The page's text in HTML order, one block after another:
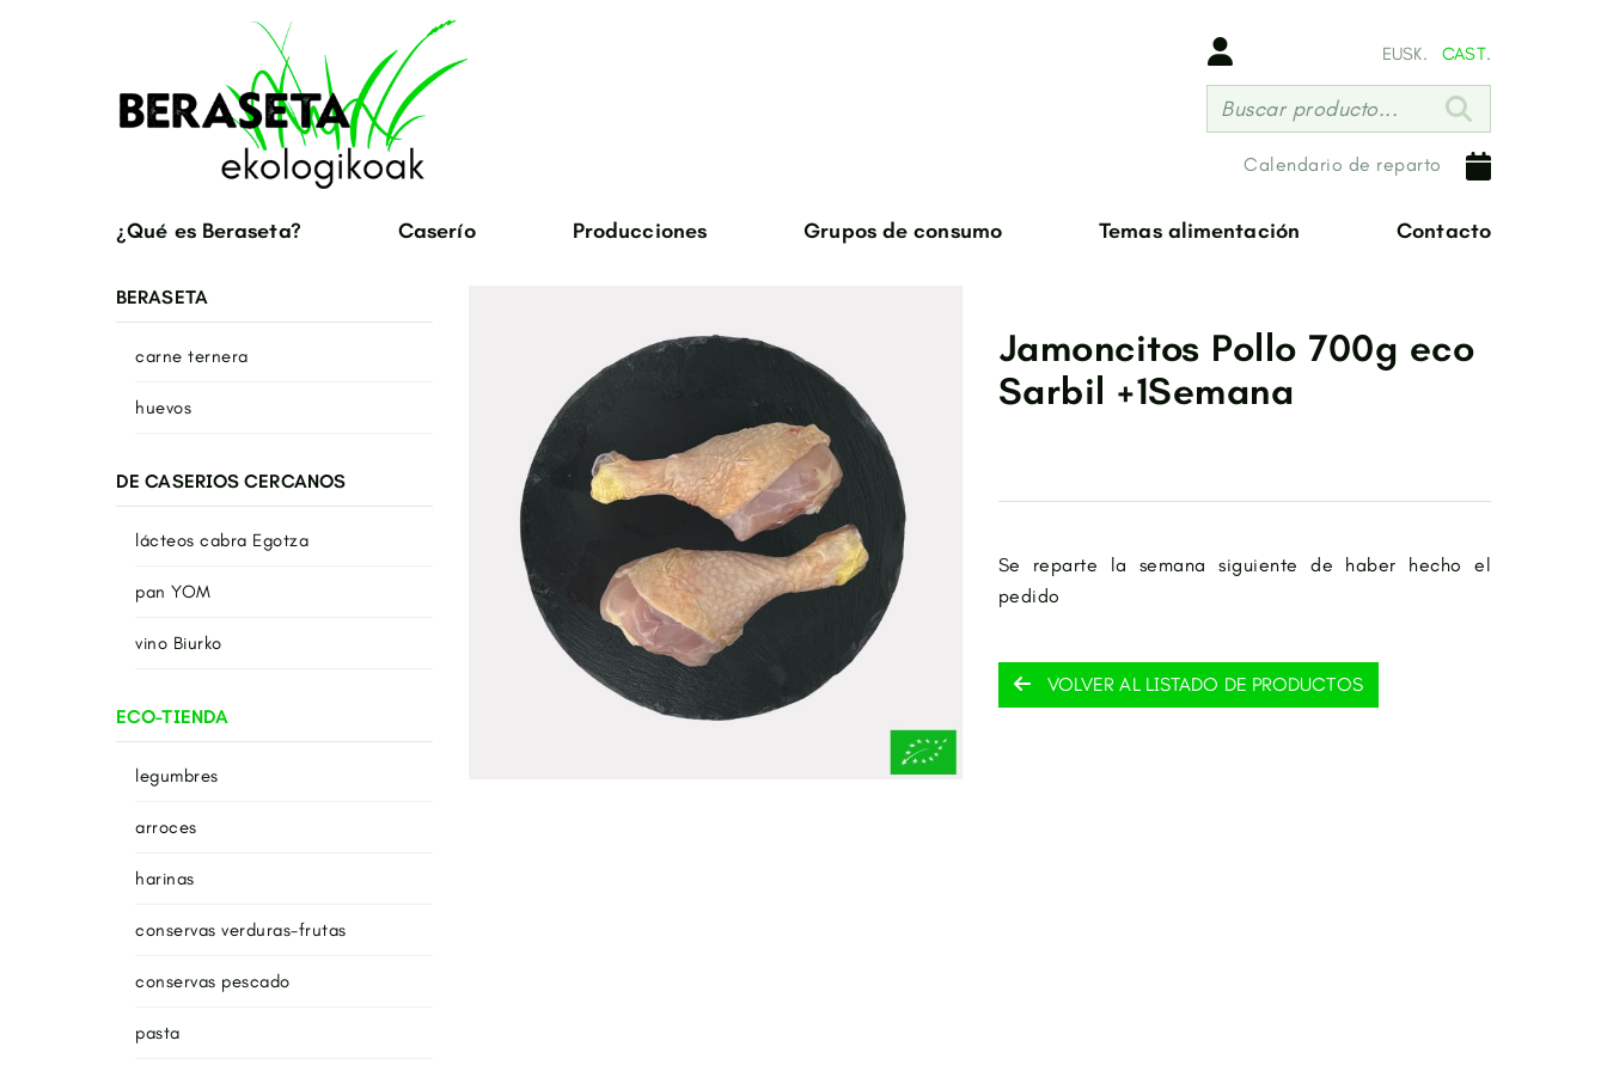
EUSK. CAST.
Buscar producto...
Calendario de reparto
¿Qué es Beraseta? Caserío Producciones
cane de ternera
Grupos de consumo Temas alimentación Contacto
Jamoncitos Pollo 700g eco
Sarbil +1Semana
Se reparte la semana siguiente de haber hecho el
pedido
VOLVER AL LISTADO DE PRODUCTOS
BERASETA
carne ternera
huevos
DE CASERIOS CERCANOS
lácteos cabra Egotza
pan YOM
vino Biurko
ECO-TIENDA
legumbres
arroces
harinas
conservas verduras-frutas
conservas pescado
pasta